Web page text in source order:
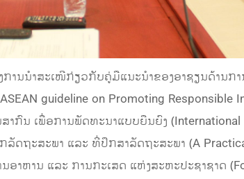
ສະເໜີກ່ຽວກັບຄູ່ມືແນະນໍາຂອງອາຊຽນດ້ານກາ
guideline on Promoting Responsible
າກົນ ເພື່ອການພັດທະນາແບບຍືນຍົງ
ດຖະສະພາ ແລະ ທີ່ປຶກສາລັດຖະສະພາ (A
ອາຫານ ແລະ ການກະເສດ ແຫ່ງສະຫະປະຊາຊາດ